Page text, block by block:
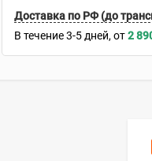
Доставка по РФ (до
В течение 3-5 дней 2